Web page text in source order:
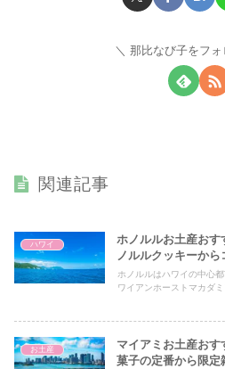
那比なび子をフォ
関連記事
ハワイ
ホノルルお土産お
ノルルクッキーか
ホノルルはハワイの中心
ワイアンホーストマカダ
お土産
マイアミお土産お
菓子の定番から限